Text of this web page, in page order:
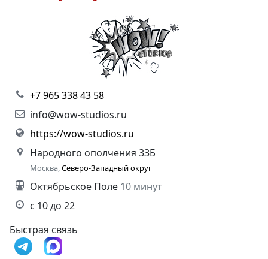
+7 965 338 43 58
info@wow-studios.ru
https://wow-studios.ru
Народного ополчения 33Б
Москва,Северо-Западный округ
Октябрьское Поле 10 минут
с 10 до 22
Быстрая связь